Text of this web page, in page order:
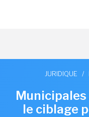
JURIDIQUE /
le ciblage